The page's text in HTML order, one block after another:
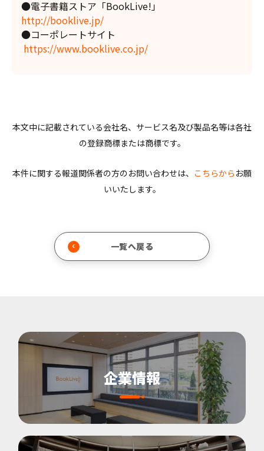
●電子書籍ストア「BookLive!」
http://booklive.jp/
●コーポレートサイト
https://www.booklive.co.jp/
本文中に記載されている会社名、サービス名及び製品名等は各社
の登録商標または商標です。
本件に関する報道関係者の方のお問い合わせは、 こちらから お願
いいたします。
一覧へ戻る
企業情報